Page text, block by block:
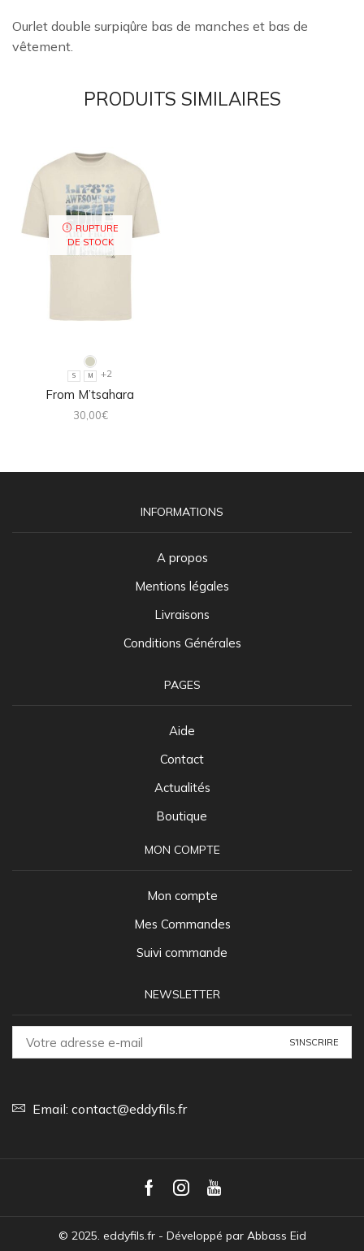
Ourlet double surpiqûre bas de manches et bas de
vêtement.
PRODUITS SIMILAIRES
RUPTURE
DE STOCK
S M +2
From M’tsahara
30,00€
INFORMATIONS
A propos
Mentions légales
Livraisons
Conditions Générales
PAGES
Aide
Contact
Actualités
Boutique
MON COMPTE
Mon compte
Mes Commandes
Suivi commande
NEWSLETTER
Email: contact@eddyfils.fr
Facebook
Instagram
Youtube
© 2025. eddyfils.fr - Développé par Abbass Eid